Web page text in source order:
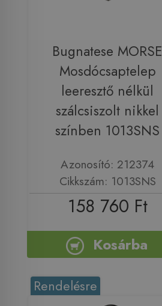
Bugnatese MORSE
Mosdócsaptelep
leeresztő nélkül
szálcsiszolt nikkel
színben 1013SNS
Azonosító: 212374
Cikkszám: 1013SNS
158 760 Ft
Kosárba
Rendelésre